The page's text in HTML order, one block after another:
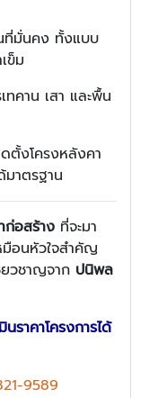
ที่มั่นคง ทั้งแบบ
ข็ม
ทคาน เสา และพื้น
ตั้งโครงหลังคา
มาตรฐาน
ก่อสร้าง ที่จะมา
มือนหัวใจสำคัญ
วชาญจาก ปนิพล
ราคาโครงการได้
9589